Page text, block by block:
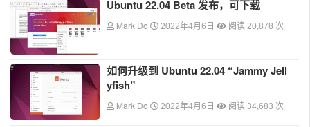
Ubuntu 22.04 Beta 发布，可下载
Mark Do 2022年4月6日 阅读 20,878 次
如何升级到 Ubuntu 22.04 “Jammy Jell
yfish”
Mark Do 2022年4月6日 阅读 34,683 次